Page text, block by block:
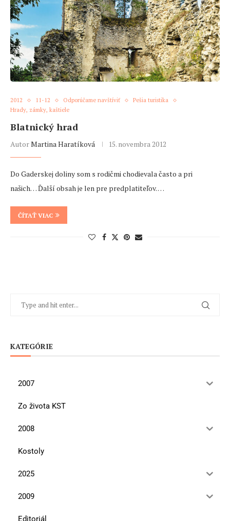
2012 11-12 Odporúčame navštíviť
Pešia turistika
Hrady, zámky, kaštiele
Blatnický hrad
AutorMartina Haratíková 15. novembra 2012
Do Gaderskej doliny som s rodičmi chodievala často a pri
našich… Ďalší obsah je len pre predplatiteľov. …
ČÍTAŤ VIAC
KATEGÓRIE
2007
Zo života KST
2008
Kostoly
2025
2009
Editoriál